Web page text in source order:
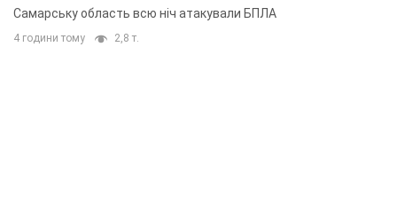
Самарську область всю ніч атакували БПЛА
4 години тому 2,8 т.